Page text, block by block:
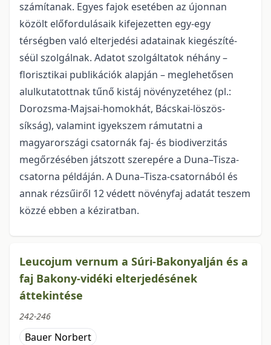
számítanak. Egyes fajok esetében az újonnan
közölt előfordulásaik kifejezetten egy-egy
térségben való elterjedési adatainak kiegészíté­
séül szolgálnak. Adatot szolgáltatok néhány –
florisztikai publikációk alapján – meglehetősen
alulkuta­tottnak tűnő kistáj növényzetéhez (pl.:
Dorozsma-Majsai-homokhát, Bácskai-löszös-
síkság), valamint igyekszem rámutatni a
magyarországi csatornák faj- és biodiverzitás
megőrzésében játszott szerepére a Duna–Tisza-
csatorna példáján. A Duna–Tisza-csatornából és
annak rézsűiről 12 védett növényfaj adatát teszem
közzé ebben a kéziratban.
Leucojum vernum a Súri-Bakonyalján és a
faj Bakony-vidéki elterjedésének
áttekintése
242-246
Bauer Norbert